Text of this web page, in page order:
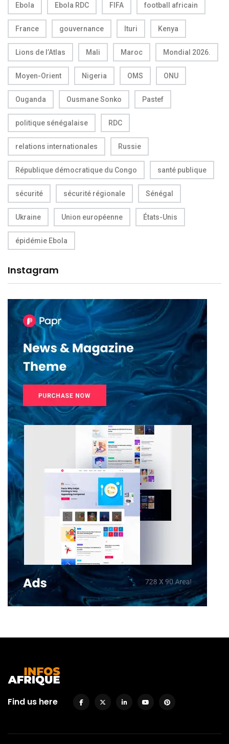
Ebola Ebola RDC FIFA football africain
France gouvernance Ituri Kenya
Lions de l’Atlas Mali Maroc Mondial 2026.
Moyen-Orient Nigeria OMS ONU
Ouganda Ousmane Sonko Pastef
politique sénégalaise RDC
relations internationales Russie
République démocratique du Congo santé publique
sécurité sécurité régionale Sénégal
Ukraine Union européenne États-Unis
épidémie Ebola
Instagram
Find us here